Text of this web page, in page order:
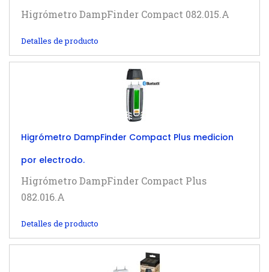
Higrómetro DampFinder Compact 082.015.A
Detalles de producto
Higrómetro DampFinder Compact Plus medicion
por electrodo.
Higrómetro DampFinder Compact Plus
082.016.A
Detalles de producto